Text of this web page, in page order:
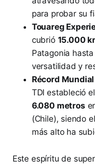
para probar su
Touareg
cubrió 15.000
Patagonia
versatilidad y
Récord
TDI estableció
6.080 metros
(Chile), siendo
más alto ha
Este espíritu de